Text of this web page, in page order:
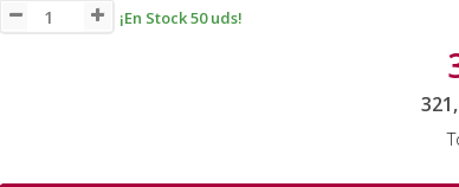
¡En Stock 50 uds!